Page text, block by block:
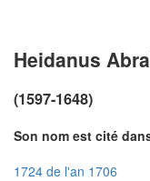
Heidanus
(1597-1648)
Son nom est cité
1724 de l'an 1706